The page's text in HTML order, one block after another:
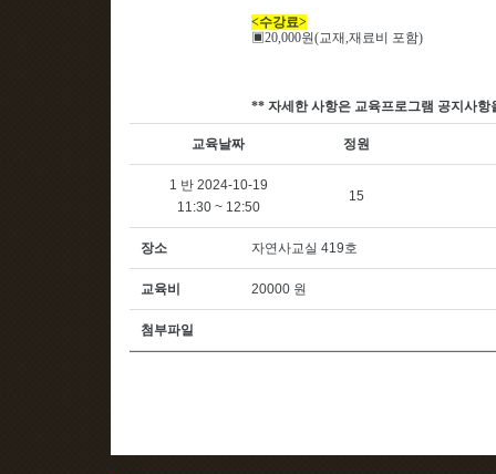
<수강료>
▣20,000원(교재,재료비 포함)
** 자세한 사항은 교육프로그램 공지사항
교육날짜 정원
1 반 2024-10-19
11:30 ~ 12:50
15
장소 자연사교실 419호
교육비 20000 원
첨부파일